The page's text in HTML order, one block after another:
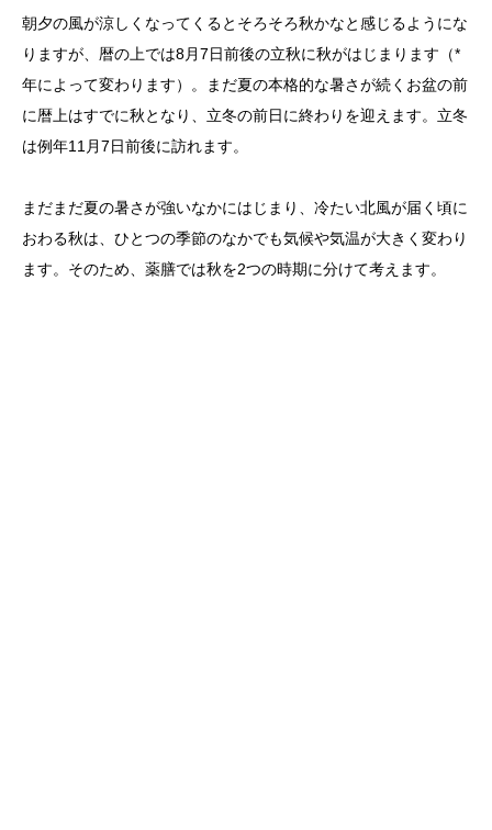
朝夕の風が涼しくなってくるとそろそろ秋かなと感じるようにな
りますが、暦の上では8月7日前後の立秋に秋がはじまります（*
年によって変わります）。まだ夏の本格的な暑さが続くお盆の前
に暦上はすでに秋となり、立冬の前日に終わりを迎えます。立冬
は例年11月7日前後に訪れます。
まだまだ夏の暑さが強いなかにはじまり、冷たい北風が届く頃に
おわる秋は、ひとつの季節のなかでも気候や気温が大きく変わり
ます。そのため、薬膳では秋を2つの時期に分けて考えます。